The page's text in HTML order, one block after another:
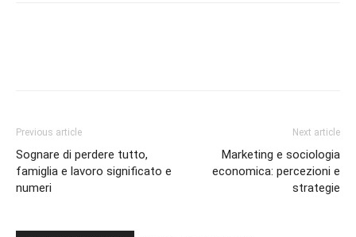
Previous article
Sognare di perdere tutto,
famiglia e lavoro significato e
numeri
Next article
Marketing e sociologia
economica: percezioni e
strategie